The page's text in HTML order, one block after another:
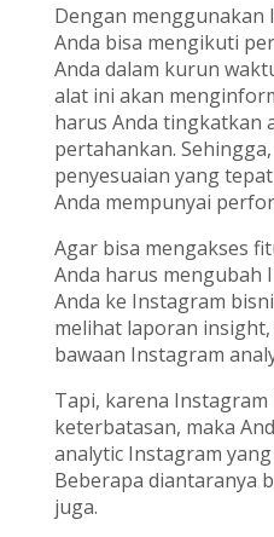
Dengan menggunakan
Anda bisa mengikuti
Anda dalam kurun
alat ini akan
harus Anda tingkatkan
pertahankan.
penyesuaian yang
Anda mempunyai
Agar bisa mengakses
Anda harus mengubah
Anda ke Instagram
melihat laporan
bawaan Instagram
Tapi, karena
keterbatasan, maka
analytic Instagram
Beberapa diantaranya
juga.